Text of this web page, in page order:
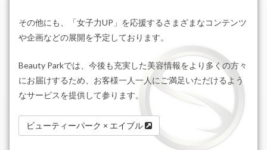
その他にも、「女子力UP」を応援するさまざまなコンテンツ
や企画などの展開を予定しております。
Beauty Parkでは、今後も充実した美容情報をより多くの方々
にお届けするため、お客様一人一人にご満足いただけるよう
なサービスを提供して参ります。
ビューティーパーク × エイブル